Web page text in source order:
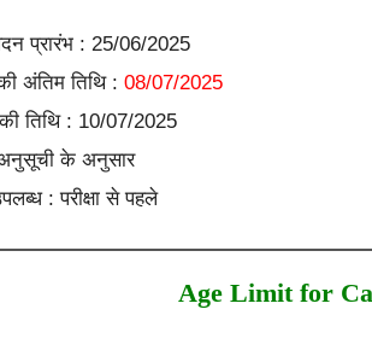
प्रारंभ : 25/06/2025
अंतिम तिथि : 08/07/2025
तिथि : 10/07/2025
: अनुसूची के अनुसार
: परीक्षा से पहले
Age Limit for